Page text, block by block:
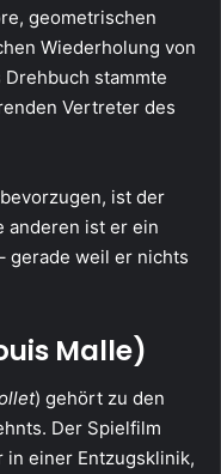
geometrischen
Wiederholung von
stammte
Vertreter des
ist der
anderen ist er ein
gerade weil er nichts
Malle)
) gehört zu den
Der Spielfilm
in einer Entzugsklinik,